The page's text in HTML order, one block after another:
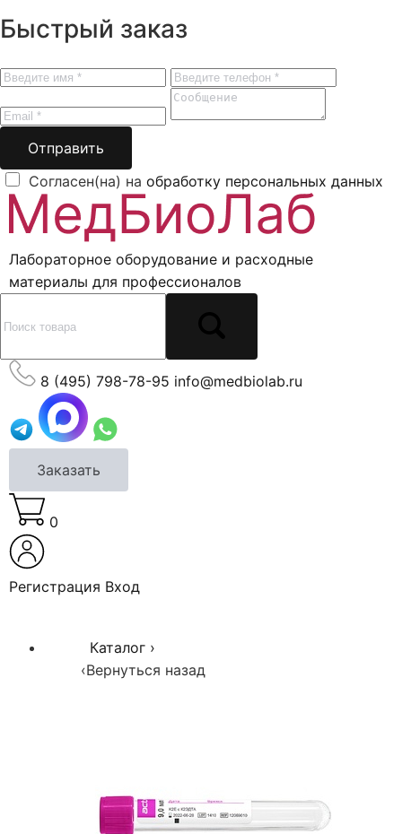
Быстрый заказ
Отправить
Согласен(на) на обработку персональных данных
Лабораторное оборудование и расходные
материалы для профессионалов
8 (495) 798-78-95 info@medbiolab.ru
Заказать
0
Регистрация Вход
Каталог ›
‹Вернуться назад